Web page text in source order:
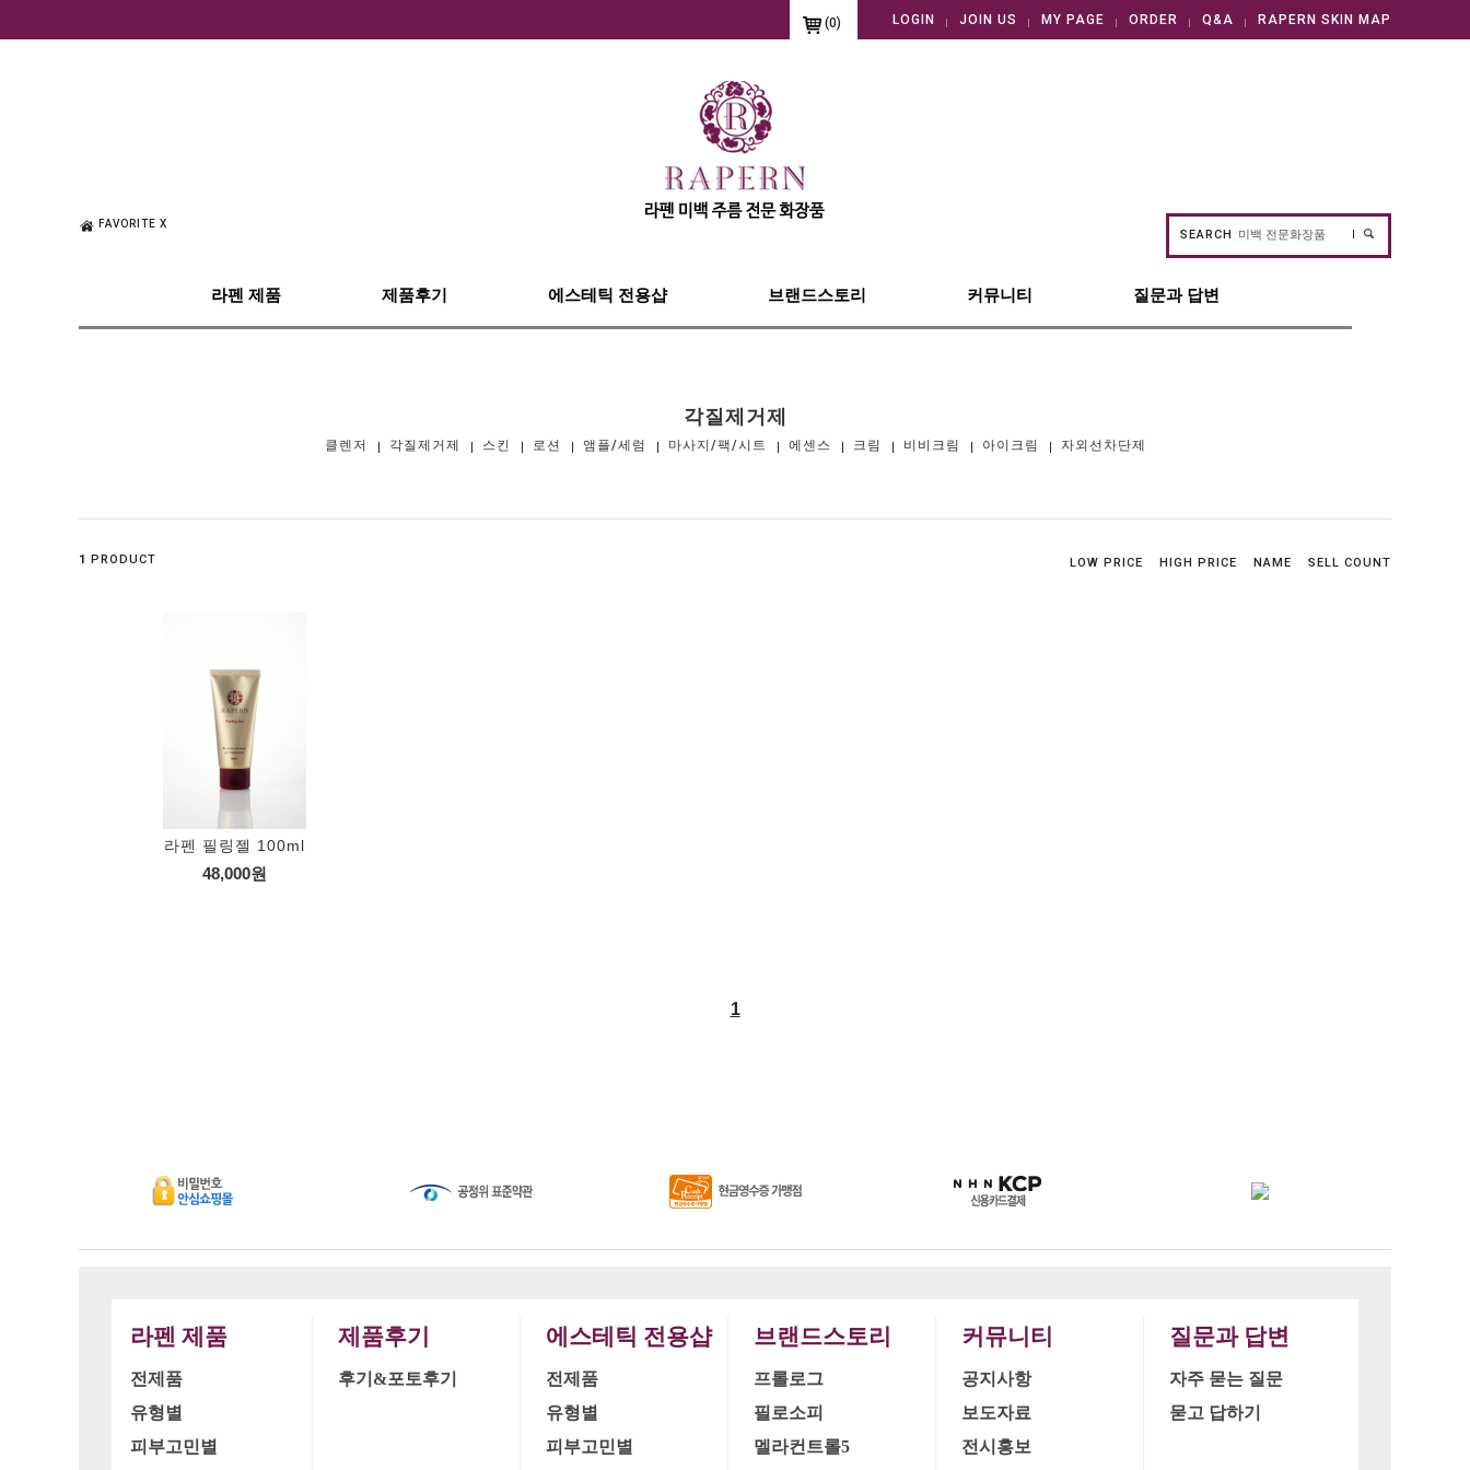
(0) LOGIN JOIN US MY PAGE ORDER Q&A RAPERN SKIN MAP
FAVORITE X
SEARCH
라펜 제품 제품후기 에스테틱 전용샵 브랜드스토리 커뮤니티 질문과 답변
각질제거제
클렌저 각질제거제 스킨 로션 앰플/세럼 마사지/팩/시트 에센스 크림 비비크림 아이크림 자외선차단제
1 PRODUCT LOW PRICE HIGH PRICE NAME SELL COUNT
라펜 필링젤 100ml
48,000원
1
라펜 제품
전제품
유형별
피부고민별
제품후기
후기&포토후기
에스테틱 전용샵
전제품
유형별
피부고민별
브랜드스토리
프롤로그
필로소피
멜라컨트롤5
커뮤니티
공지사항
보도자료
전시홍보
질문과 답변
자주 묻는 질문
묻고 답하기